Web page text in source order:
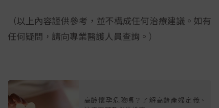
（以上內容謹供參考，並不構成任何治療建議。如有
任何疑問，請向專業醫護人員查詢。）
高齡懷孕危險嗎？了解高齡產婦定義、